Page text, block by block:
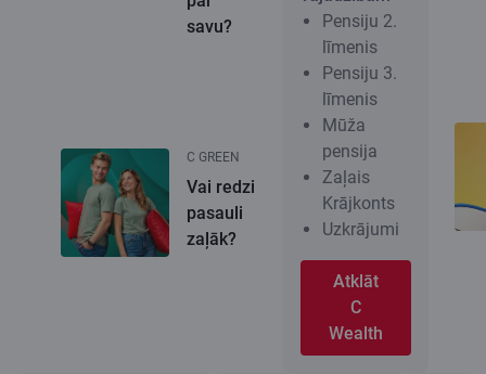
Pensiju 2.
līmenis
Pensiju 3.
līmenis
Mūža
pensija
Zaļais
Krājkonts
Uzkrājumi
Atklāt
C
Wealth
savu?
C GREEN
Vai redzi
pasauli
zaļāk?